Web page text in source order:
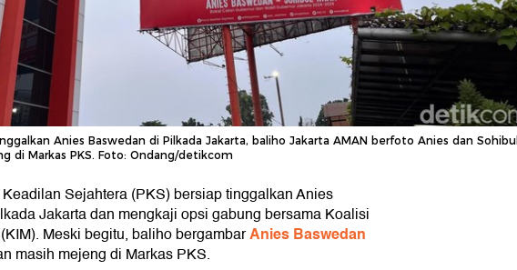
Anies Baswedan di Pilkada Jakarta, baliho Jakarta AMAN berfoto Anies dan Sohibul
di Markas PKS. Foto: Ondang/detikcom
Sejahtera (PKS) bersiap tinggalkan Anies
Jakarta dan mengkaji opsi gabung bersama Koalisi
Meski begitu, baliho bergambarAnies Baswedan
masih mejeng di Markas PKS.